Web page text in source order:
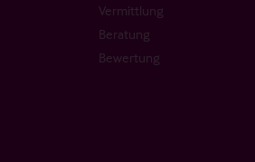
Vermittlung
Beratung
Bewertung